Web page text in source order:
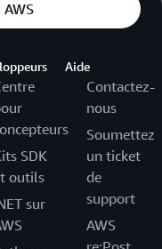
SDK
outils
sur
Aide
Contactez-
nous
Soumettez
un ticket
de
support
AWS